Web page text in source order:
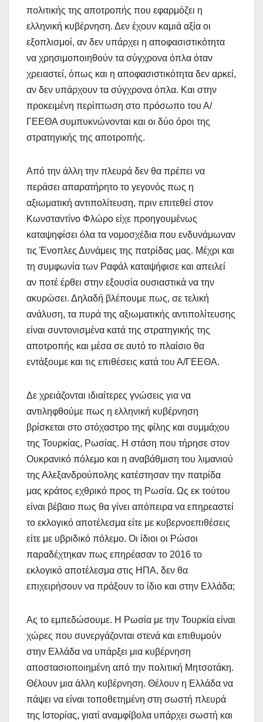
πολιτικής της αποτροπής που εφαρμόζει η
ελληνική κυβέρνηση. Δεν έχουν καμιά αξία οι
εξοπλισμοί, αν δεν υπάρχει η αποφασιστικότητα
να χρησιμοποιηθούν τα σύγχρονα όπλα όταν
χρειαστεί, όπως και η αποφασιστικότητα δεν αρκεί,
αν δεν υπάρχουν τα σύγχρονα όπλα. Και στην
προκειμένη περίπτωση στο πρόσωπο του Α/
ΓΕΕΘΑ συμπυκνώνονται και οι δύο όροι της
στρατηγικής της αποτροπής.
Από την άλλη την πλευρά δεν θα πρέπει να
περάσει απαρατήρητο το γεγονός πως η
αξιωματική αντιπολίτευση, πριν επιτεθεί στον
Κωνσταντίνο Φλώρο είχε προηγουμένως
καταψηφίσει όλα τα νομοσχέδια που ενδυνάμωναν
τις Ένοπλες Δυνάμεις της πατρίδας μας. Μέχρι και
τη συμφωνία των Ραφάλ καταψήφισε και απειλεί
αν ποτέ έρθει στην εξουσία ουσιαστικά να την
ακυρώσει. Δηλαδή βλέπουμε πως, σε τελική
ανάλυση, τα πυρά της αξιωματικής αντιπολίτευσης
είναι συντονισμένα κατά της στρατηγικής της
αποτροπής και μέσα σε αυτό το πλαίσιο θα
εντάξουμε και τις επιθέσεις κατά του Α/ΓΕΕΘΑ.
Δε χρειάζονται ιδιαίτερες γνώσεις για να
αντιληφθούμε πως η ελληνική κυβέρνηση
βρίσκεται στο στόχαστρο της φίλης και συμμάχου
της Τουρκίας, Ρωσίας. Η στάση που τήρησε στον
Ουκρανικό πόλεμο και η αναβάθμιση του λιμανιού
της Αλεξανδρούπολης κατέστησαν την πατρίδα
μας κράτος εχθρικό προς τη Ρωσία. Ως εκ τούτου
είναι βέβαιο πως θα γίνει απόπειρα να επηρεαστεί
το εκλογικό αποτέλεσμα είτε με κυβερνοεπιθέσεις
είτε με υβριδικό πόλεμο. Οι ίδιοι οι Ρώσοι
παραδέχτηκαν πως επηρέασαν το 2016 το
εκλογικό αποτέλεσμα στις ΗΠΑ, δεν θα
επιχειρήσουν να πράξουν το ίδιο και στην Ελλάδα;
Ας το εμπεδώσουμε. Η Ρωσία με την Τουρκία είναι
χώρες που συνεργάζονται στενά και επιθυμούν
στην Ελλάδα να υπάρξει μια κυβέρνηση
αποστασιοποιημένη από την πολιτική Μητσοτάκη.
Θέλουν μια άλλη κυβέρνηση. Θέλουν η Ελλάδα να
πάψει να είναι τοποθετημένη στη σωστή πλευρά
της Ιστορίας, γιατί αναμφίβολα υπάρχει σωστή και